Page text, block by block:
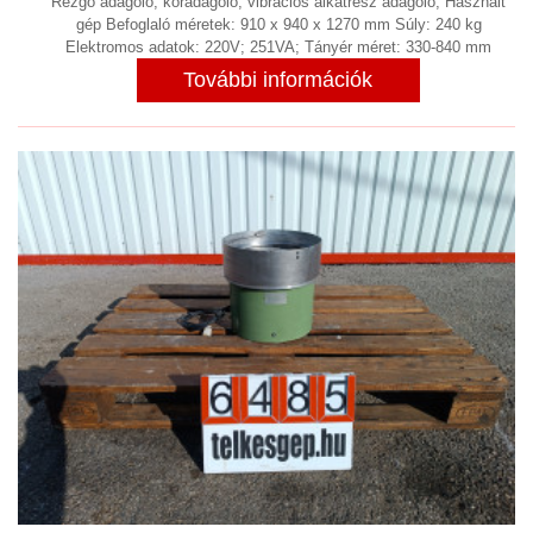
ELSZÍVÓ BERENDEZÉSEK,
PORSZŰRŐK, PORLEVÁLASZTÓK,
PORKAMRÁK
ROOTS FÚVÓ (1)
ROZSDAMENTES, SAVÁLLÓ,
NEMESACÉL
(7)
SEPRŐGÉP
SHREDDER
SZAKÍTÁS VIZSGÁLÓ
SZÁLLÍTÁS, ADAGOLÁS, EMELÉS,
ANYAGMOZGATÁS, VÁLOGATÓGÉP,
IPARI SZÁLLÍTÓ ESZKÖZ (149)
SZÁRÍTÓ SZEKRÉNY, KEMENCE
gép Befoglaló méretek: 910 x 940 x 1270 mm Súly: 240 kg
Elektromos adatok: 220V; 251VA; Tányér méret: 330-840 mm
További információk